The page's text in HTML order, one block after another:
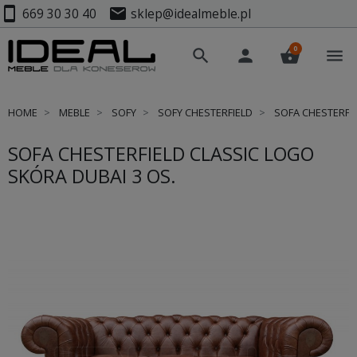
smartphone 669 30 30 40 mail sklep@idealmeble.pl
search person shopping_basket
0 menu
HOME MEBLE SOFY SOFY CHESTERFIELD SOFA
SOFA CHESTERFIELD CLASSIC LOGO
SKÓRA DUBAI 3 OS.